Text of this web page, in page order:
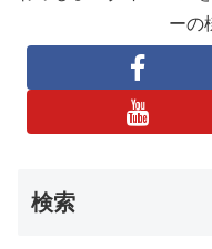
ーの
検索